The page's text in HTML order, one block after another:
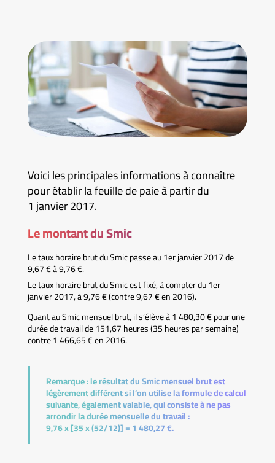
Voici les principales informations à connaître
pour établir la feuille de paie à partir du
1 janvier 2017.
Le montant du Smic
Le taux horaire brut du Smic passe au 1er janvier 2017 de
9,67 € à 9,76 €.
Le taux horaire brut du Smic est fixé, à compter du 1er
janvier 2017, à 9,76 € (contre 9,67 € en 2016).
Quant au Smic mensuel brut, il s’élève à 1 480,30 € pour une
durée de travail de 151,67 heures (35 heures par semaine)
contre 1 466,65 € en 2016.
Remarque :le résultat du Smic mensuel brut est
légèrement différent si l’on utilise la formule de calcul
suivante, également valable, qui consiste à ne pas
arrondir la durée mensuelle du travail :
9,76 x [35 x (52/12)] = 1 480,27 €.